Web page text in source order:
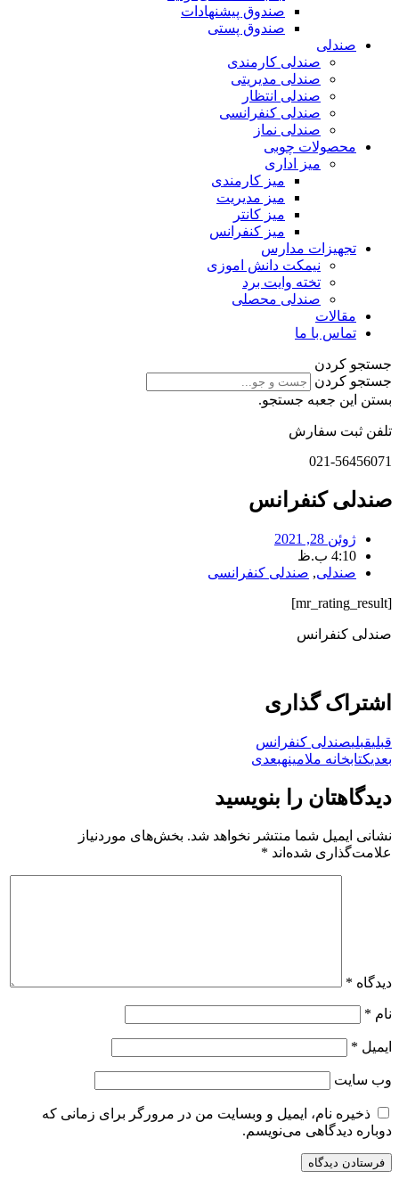
صندوق پیشنهادات
صندوق پستی
صندلی
صندلی کارمندی
صندلی مدیریتی
صندلی انتظار
صندلی کنفرانسی
صندلی نماز
محصولات چوبی
میز اداری
میز کارمندی
میز مدیریت
میز کانتر
میز کنفرانس
تجهیزات مدارس
نیمکت دانش اموزی
تخته وایت برد
صندلی محصلی
مقالات
تماس با ما
جستجو کردن
جستجو کردن
بستن این جعبه جستجو.
تلفن ثبت سفارش
021-56456071
صندلی کنفرانس
ژوئن 28, 2021
4:10 ب.ظ
صندلی, صندلی کنفرانسی
[mr_rating_result]
صندلی کنفرانس
اشتراک گذاری
قبلیقبلیصندلی کنفرانس
بعدیکتابخانه ملامینهبعدی
دیدگاهتان را بنویسید
نشانی ایمیل شما منتشر نخواهد شد. بخش‌های موردنیاز
علامت‌گذاری شده‌اند *
دیدگاه *
نام *
ایمیل *
وب‌ سایت
ذخیره نام، ایمیل و وبسایت من در مرورگر برای زمانی که
دوباره دیدگاهی می‌نویسم.